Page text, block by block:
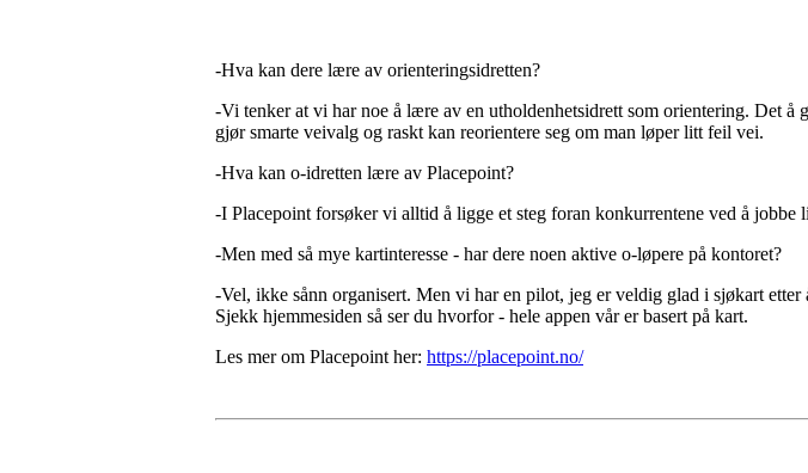
-Hva kan dere lære av orienteringsidretten?
-Vi tenker at vi har noe å lære av en utholdenhetsidrett som orientering. Det å
gjør smarte veivalg og raskt kan reorientere seg om man løper litt feil vei.
-Hva kan o-idretten lære av Placepoint?
-I Placepoint forsøker vi alltid å ligge et steg foran konkurrentene ved å
-Men med så mye kartinteresse - har dere noen aktive o-løpere på kontoret?
-Vel, ikke sånn organisert. Men vi har en pilot, jeg er veldig glad i sjøkart
Sjekk hjemmesiden så ser du hvorfor - hele appen vår er basert på kart.
Les mer om Placepoint her: https://placepoint.no/